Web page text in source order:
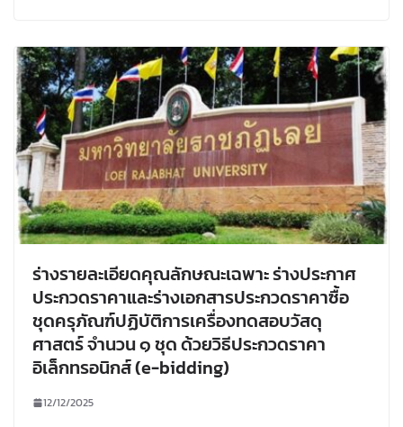
ร่างรายละเอียดคุณลักษณะเฉพาะ ร่างประกาศ
ประกวดราคาและร่างเอกสารประกวดราคาซื้อ
ชุดครุภัณฑ์ปฏิบัติการเครื่องทดสอบวัสดุ
ศาสตร์ จำนวน ๑ ชุด ด้วยวิธีประกวดราคา
อิเล็กทรอนิกส์ (e-bidding)
12/12/2025